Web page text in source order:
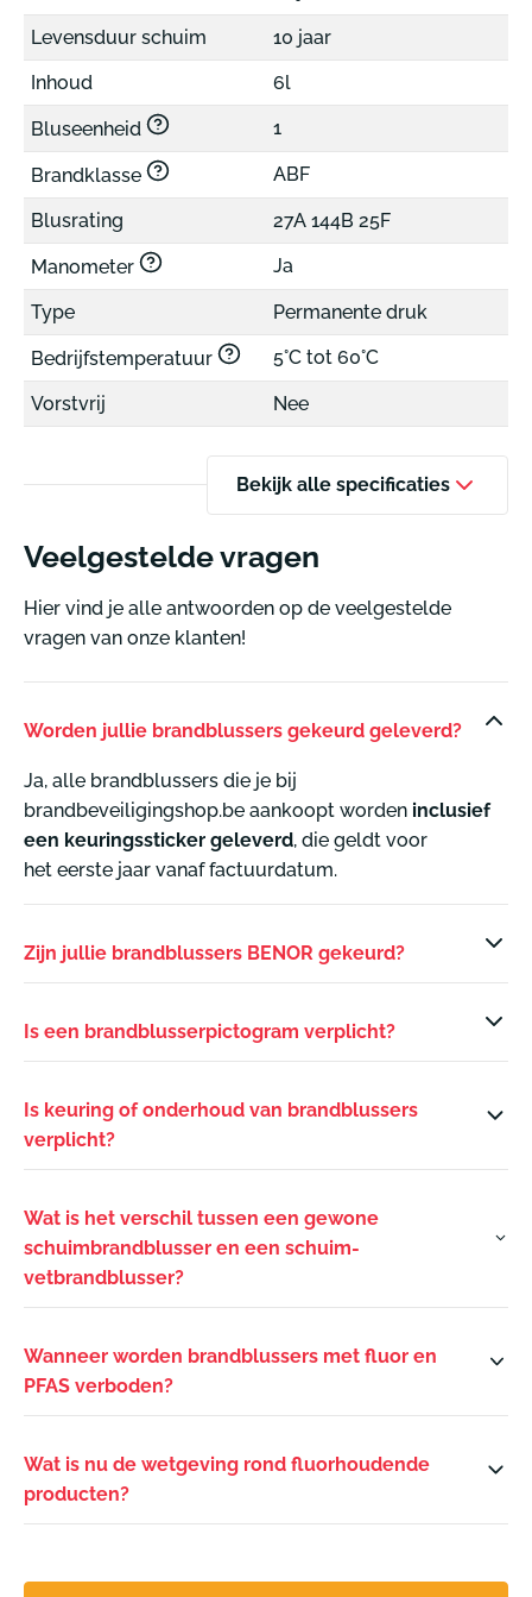
Levensduur schuim
10 jaar
Inhoud
6l
Bluseenheid 1
Brandklasse ABF
Blusrating 27A 144B 25F
Manometer Ja
Type Permanente druk
Bedrijfstemperatuur 5°C tot 60°C
Vorstvrij Nee
Bekijk alle specificaties
Veelgestelde vragen
Hier vind je alle antwoorden op de veelgestelde
vragen van onze klanten!
Worden jullie brandblussers gekeurd geleverd?
Ja, alle brandblussers die je bij
brandbeveiligingshop.be aankoopt worden inclusief
een keuringssticker geleverd, die geldt voor
het eerste jaar vanaf factuurdatum.
Zijn jullie brandblussers BENOR gekeurd?
Is een brandblusserpictogram verplicht?
Is keuring of onderhoud van brandblussers
verplicht?
Wat is het verschil tussen een gewone
schuimbrandblusser en een schuim-
vetbrandblusser?
Wanneer worden brandblussers met fluor en
PFAS verboden?
Wat is nu de wetgeving rond fluorhoudende
producten?